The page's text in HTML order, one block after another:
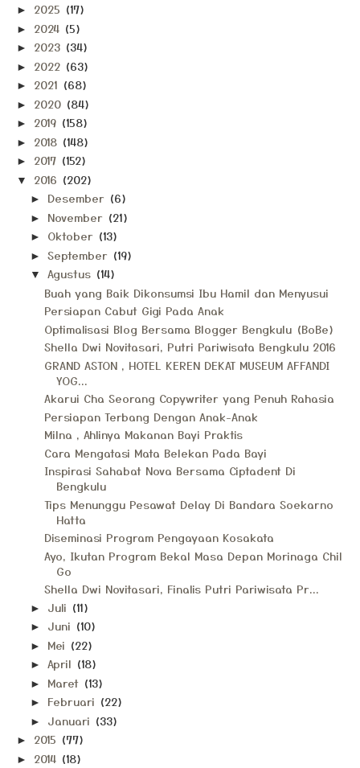
► 2025 (17)
► 2024 (5)
► 2023 (34)
► 2022 (63)
► 2021 (68)
► 2020 (84)
► 2019 (158)
► 2018 (148)
► 2017 (152)
▼ 2016 (202)
► Desember (6)
► November (21)
► Oktober (13)
► September (19)
▼ Agustus (14)
Buah yang Baik Dikonsumsi Ibu Hamil dan Menyusui
Persiapan Cabut Gigi Pada Anak
Optimalisasi Blog Bersama Blogger Bengkulu (BoBe)
Shella Dwi Novitasari, Putri Pariwisata Bengkulu 2016
GRAND ASTON , HOTEL KEREN DEKAT MUSEUM AFFANDI
YOG...
Akarui Cha Seorang Copywriter yang Penuh Rahasia
Persiapan Terbang Dengan Anak-Anak
Milna , Ahlinya Makanan Bayi Praktis
Cara Mengatasi Mata Belekan Pada Bayi
Inspirasi Sahabat Nova Bersama Ciptadent Di
Bengkulu
Tips Menunggu Pesawat Delay Di Bandara Soekarno
Hatta
Diseminasi Program Pengayaan Kosakata
Ayo, Ikutan Program Bekal Masa Depan Morinaga Chil
Go
Shella Dwi Novitasari, Finalis Putri Pariwisata Pr...
► Juli (11)
► Juni (10)
► Mei (22)
► April (18)
► Maret (13)
► Februari (22)
► Januari (33)
► 2015 (77)
► 2014 (18)